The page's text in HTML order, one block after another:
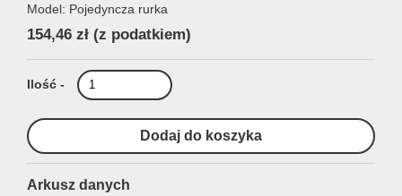
Model: Pojedyncza rurka
154,46 zł (z podatkiem)
Ilość -
Arkusz danych